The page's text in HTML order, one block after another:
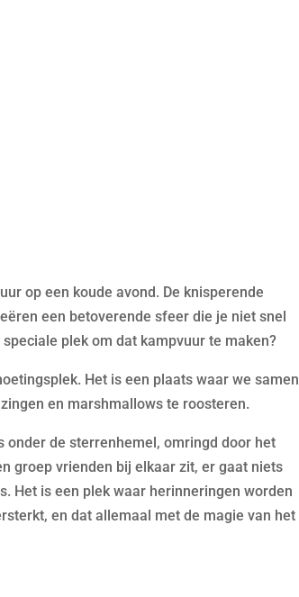
op een koude avond. De knisperende
een betoverende sfeer die je niet snel
plek om dat kampvuur te maken?
Het is een plaats waar we samen
en marshmallows te roosteren.
onder de sterrenhemel, omringd door het
groep vrienden bij elkaar zit, er gaat niets
Het is een plek waar herinneringen worden
en dat allemaal met de magie van het